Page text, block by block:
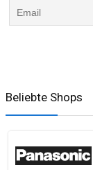
Beliebte Shops